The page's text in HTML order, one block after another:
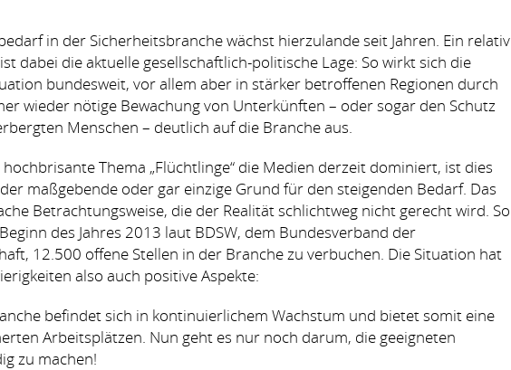
in der Sicherheitsbranche wächst hierzulande seit Jahren. Ein relativ
dabei die aktuelle gesellschaftlich-politische Lage: So wirkt sich die
bundesweit, vor allem aber in stärker betroffenen Regionen durch
wieder nötige Bewachung von Unterkünften – oder sogar den Schutz
Menschen – deutlich auf die Branche aus.
Thema „Flüchtlinge“ die Medien derzeit dominiert, ist dies
maßgebende oder gar einzige Grund für den steigenden Bedarf. Das
Betrachtungsweise, die der Realität schlichtweg nicht gerecht wird. So
des Jahres 2013 laut BDSW, dem Bundesverband der
12.500 offene Stellen in der Branche zu verbuchen. Die Situation hat
also auch positive Aspekte:
befindet sich in kontinuierlichem Wachstum und bietet somit eine
Arbeitsplätzen. Nun geht es nur noch darum, die geeigneten
zu machen!